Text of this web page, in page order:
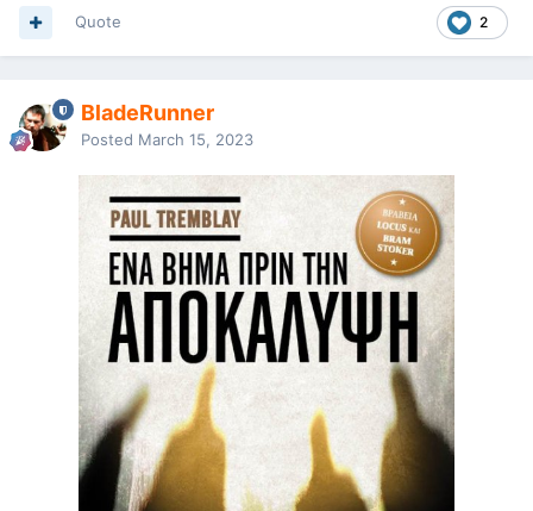
2
Quote
BladeRunner
Posted March 15, 2023